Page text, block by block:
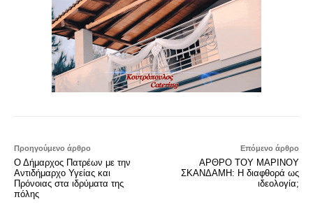
Προηγούμενο άρθρο
Ο Δήμαρχος Πατρέων με την
Αντιδήμαρχο Υγείας και
Πρόνοιας στα ιδρύματα της
πόλης
Επόμενο άρθρο
ΑΡΘΡΟ ΤΟΥ ΜΑΡΙΝΟΥ
ΣΚΑΝΔΑΜΗ: Η διαφθορά ως
ιδεολογία;